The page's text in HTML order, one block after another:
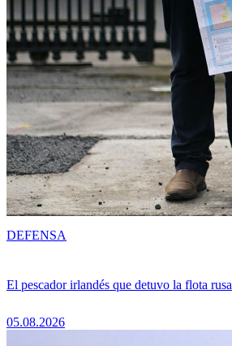
El pescador irlandés que detuvo la flota rusa
05.08.2026
DEFENSA